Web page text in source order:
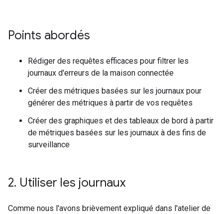
Points abordés
Rédiger des requêtes efficaces pour filtrer les
journaux d'erreurs de la maison connectée
Créer des métriques basées sur les journaux pour
générer des métriques à partir de vos requêtes
Créer des graphiques et des tableaux de bord à partir
de métriques basées sur les journaux à des fins de
surveillance
2. Utiliser les journaux
Comme nous l'avons brièvement expliqué dans l'atelier de